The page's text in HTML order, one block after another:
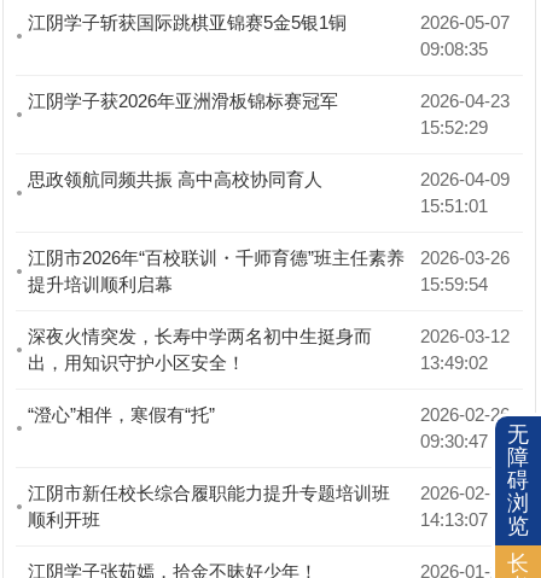
江阴学子斩获国际跳棋亚锦赛5金5银1铜
2026-05-07
09:08:35
江阴学子获2026年亚洲滑板锦标赛冠军
2026-04-23
15:52:29
思政领航同频共振 高中高校协同育人
2026-04-09
15:51:01
江阴市2026年“百校联训・千师育德”班主任素养
提升培训顺利启幕
2026-03-26
15:59:54
深夜火情突发，长寿中学两名初中生挺身而
出，用知识守护小区安全！
2026-03-12
13:49:02
“澄心”相伴，寒假有“托”
2026-02-26
09:30:47
江阴市新任校长综合履职能力提升专题培训班
顺利开班
2026-02-12
14:13:07
江阴学子张茹嫣，拾金不昧好少年！
2026-01-29
无
障
碍
浏
览
长